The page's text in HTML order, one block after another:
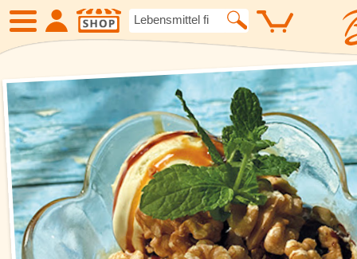
SHOP
Neue Produkte Angebote
Eiskrem Früchte
Gemüse Suppen